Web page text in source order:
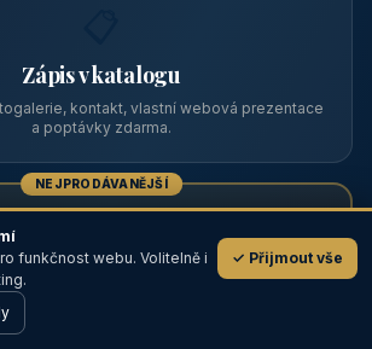
Zápis v katalogu
kontakt, vlastní webová prezentace
a poptávky zdarma.
NEJPRODÁVANĚJŠÍ
Prémiový partner
přednost ve výpisech, zlatý odznak a
💬
funkčnost webu. Volitelně i
✓ Přijmout vše